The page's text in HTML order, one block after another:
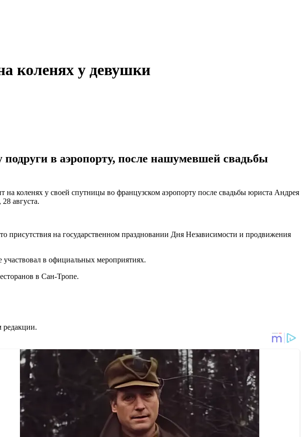
коленях у девушки
в аэропорту, после нашумевшей свадьбы
коленях у своей спутницы во французском аэропорту после свадьбы юриста Андрея
августа.
присутствия на государственном праздновании Дня Независимости и продвижения
в официальных мероприятиях.
в Сан-Тропе.
редакции.